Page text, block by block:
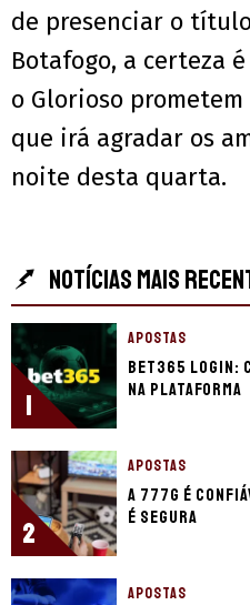
de presenciar o
Botafogo, a certeza
o Glorioso
que irá agradar os
noite desta quarta.
NOTÍCIAS MAIS
1
APOSTAS
bet365 login:
na plataforma
2
APOSTAS
A 777g é
é segura
APOSTAS